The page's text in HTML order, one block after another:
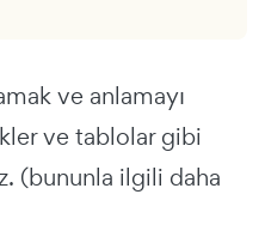
ve anlamayı
ve tablolar gibi
(bununla ilgili daha